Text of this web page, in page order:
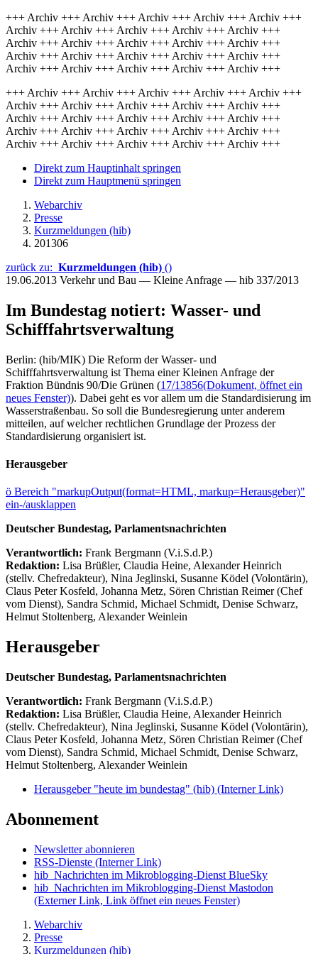
+++ Archiv +++ Archiv +++ Archiv +++ Archiv +++ Archiv +++
Archiv +++ Archiv +++ Archiv +++ Archiv +++ Archiv +++
Archiv +++ Archiv +++ Archiv +++ Archiv +++ Archiv +++
Archiv +++ Archiv +++ Archiv +++ Archiv +++ Archiv +++
Archiv +++ Archiv +++ Archiv +++ Archiv +++ Archiv +++
+++ Archiv +++ Archiv +++ Archiv +++ Archiv +++ Archiv +++
Archiv +++ Archiv +++ Archiv +++ Archiv +++ Archiv +++
Archiv +++ Archiv +++ Archiv +++ Archiv +++ Archiv +++
Archiv +++ Archiv +++ Archiv +++ Archiv +++ Archiv +++
Archiv +++ Archiv +++ Archiv +++ Archiv +++ Archiv +++
Direkt zum Hauptinhalt springen
Direkt zum Hauptmenü springen
Webarchiv
Presse
Kurzmeldungen (hib)
201306
zurück zu: Kurzmeldungen (hib) ()
19.06.2013 Verkehr und Bau — Kleine Anfrage — hib 337/2013
Im Bundestag notiert: Wasser- und
Schifffahrtsverwaltung
Berlin: (hib/MIK) Die Reform der Wasser- und
Schifffahrtsverwaltung ist Thema einer Kleinen Anfrage der
Fraktion Bündnis 90/Die Grünen (17/13856(Dokument, öffnet ein
neues Fenster)). Dabei geht es vor allem um die Standardisierung im
Wasserstraßenbau. So soll die Bundesregierung unter anderem
mitteilen, auf welcher rechtlichen Grundlage der Prozess der
Standardisierung organisiert ist.
Herausgeber
ö Bereich "markupOutput(format=HTML, markup=Herausgeber)"
ein-/ausklappen
Deutscher Bundestag, Parlamentsnachrichten
Verantwortlich: Frank Bergmann (V.i.S.d.P.)
Redaktion: Lisa Brüßler, Claudia Heine, Alexander Heinrich
(stellv. Chefredakteur), Nina Jeglinski, Susanne Ködel (Volontärin),
Claus Peter Kosfeld, Johanna Metz, Sören Christian Reimer (Chef
vom Dienst), Sandra Schmid, Michael Schmidt, Denise Schwarz,
Helmut Stoltenberg, Alexander Weinlein
Herausgeber
Deutscher Bundestag, Parlamentsnachrichten
Verantwortlich: Frank Bergmann (V.i.S.d.P.)
Redaktion: Lisa Brüßler, Claudia Heine, Alexander Heinrich
(stellv. Chefredakteur), Nina Jeglinski, Susanne Ködel (Volontärin),
Claus Peter Kosfeld, Johanna Metz, Sören Christian Reimer (Chef
vom Dienst), Sandra Schmid, Michael Schmidt, Denise Schwarz,
Helmut Stoltenberg, Alexander Weinlein
Herausgeber "heute im bundestag" (hib) (Interner Link)
Abonnement
Newsletter abonnieren
RSS-Dienste (Interner Link)
hib_Nachrichten im Mikroblogging-Dienst BlueSky
hib_Nachrichten im Mikroblogging-Dienst Mastodon
(Externer Link, Link öffnet ein neues Fenster)
Webarchiv
Presse
Kurzmeldungen (hib)